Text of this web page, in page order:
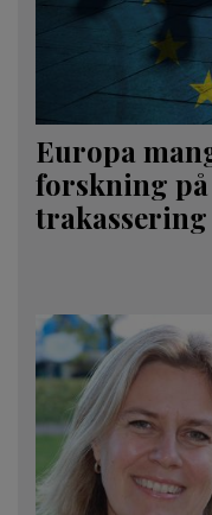
Europa
forskning på
trakassering